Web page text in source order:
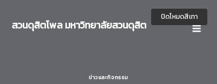
content
สวนดุสิตโพล มหาวิทยาลัยสวนดุสิต
ข่าวและกิจกรรม
ปิดโหมดสีเทา